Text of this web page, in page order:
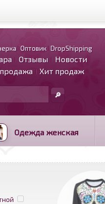
Оптовик DropShipping
Отзывы
Новости
Хит продаж
Одежда женская